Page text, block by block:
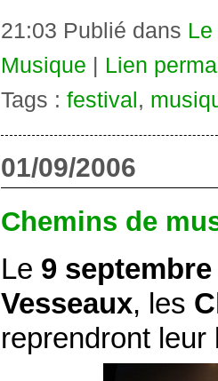
21:03 Publié dans
Musique
Lien
Tags : festival ,
01/09/2006
Chemins de
Le 9 septembre
Vesseaux, les
reprendront leur